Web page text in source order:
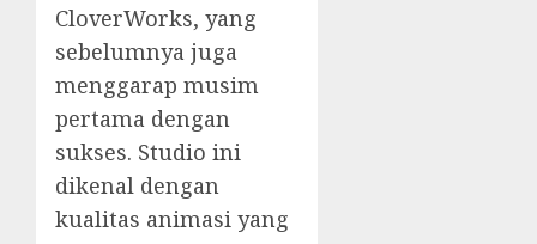
CloverWorks, yang
sebelumnya juga
menggarap musim
pertama dengan
sukses. Studio ini
dikenal dengan
kualitas animasi yang